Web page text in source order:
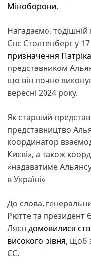
Міноборони.
Нагадаємо,
Єнс Столтенберг у
призначення
представником
що він почне
вересні 2024 року.
Як старший
представництво
координатор
Києві», а також
«надаватиме
в Україні».
До слова,
Рютте та президент
Ляєн домовилися
високого рівня, щоб
ЄС.